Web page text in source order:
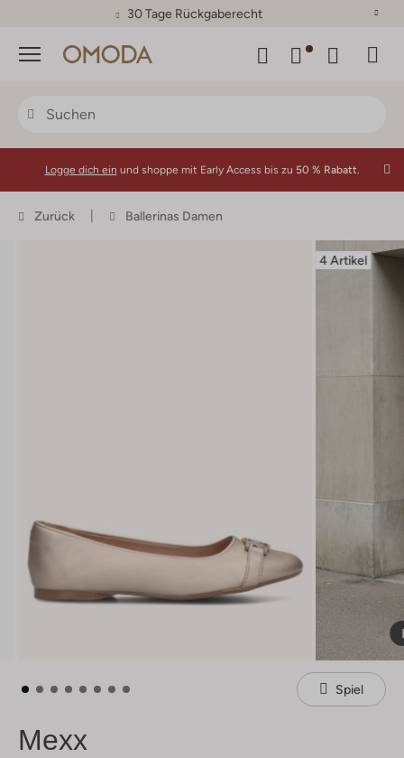
30 Tage Rückgaberecht
Menü
Logge dich ein und shoppe mit Early Access bis zu 50 % Rabatt.
Zurück Ballerinas Damen
4 Artikel
Spiel
Mexx